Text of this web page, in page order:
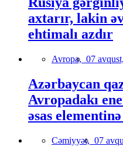
axtarır, lakin
ehtimalı azdır
Avropa, 07
Azərbaycan
Avropadakı
əsas
Cəmiyyət, 07